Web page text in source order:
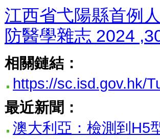
江西省弋陽縣首例
防醫學雜志 2024
相關鏈結：
https://sc.isd.gov.hk/
最近新聞：
澳大利亞：檢測到H5